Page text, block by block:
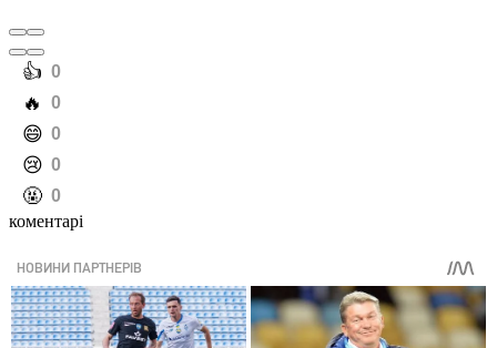
️👍 0
️🔥 0
️😄 0
️😢 0
️🤬 0
коментарі